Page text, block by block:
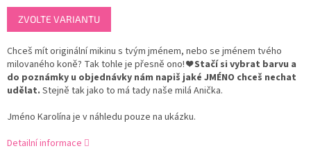
Měrná
cena:
ZVOLTE VARIANTU
Chceš mít originální mikinu s tvým jménem, nebo se jménem tvého
milovaného koně? Tak tohle je přesně ono! ❤Stačí si vybrat barvu a
do poznámky u objednávky nám napiš jaké JMÉNO chceš nechat
udělat. Stejně tak jako to má tady naše milá Anička.
Jméno Karolína je v náhledu pouze na ukázku.
Detailní informace